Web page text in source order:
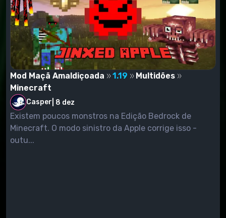
Mod Maçã Amaldiçoada 1.19
Multidões
Minecraft
Casper 8 dez
Existem poucos monstros na Edição Bedrock de
Minecraft. O modo sinistro da Apple corrige isso -
outu...